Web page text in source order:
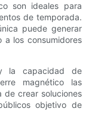
son ideales para
de temporada.
puede generar
a los consumidores
la capacidad de
magnético las
de crear soluciones
objetivo de